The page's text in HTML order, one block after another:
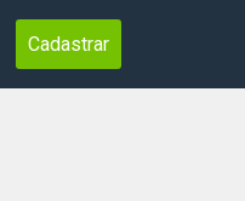
Cadastrar